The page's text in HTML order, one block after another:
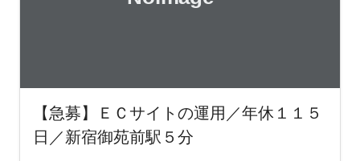
【急募】ＥＣサイトの運用／年休１１５
日／新宿御苑前駅５分